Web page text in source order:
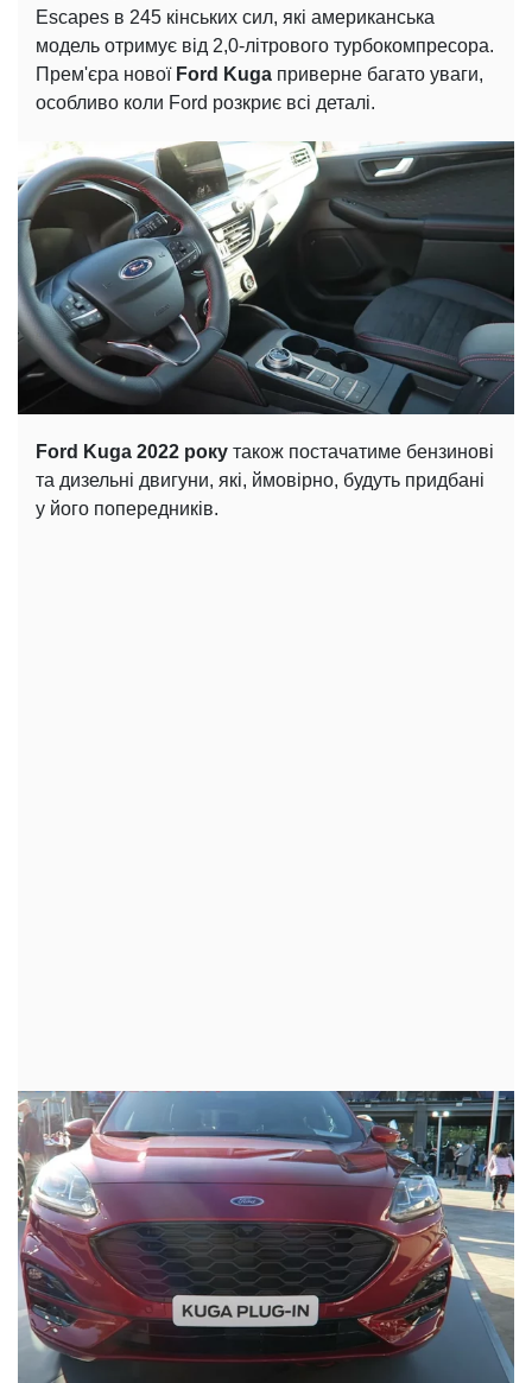
Escapes в 245 кінських сил, які американська
модель отримує від 2,0-літрового турбокомпресора.
Прем'єра нової Ford Kuga приверне багато уваги,
особливо коли Ford розкриє всі деталі.
Ford Kuga 2022 року також постачатиме бензинові
та дизельні двигуни, які, ймовірно, будуть придбані
у його попередників.